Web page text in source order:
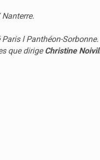
l Panthéon-Sorbonne.
que dirigeChristine